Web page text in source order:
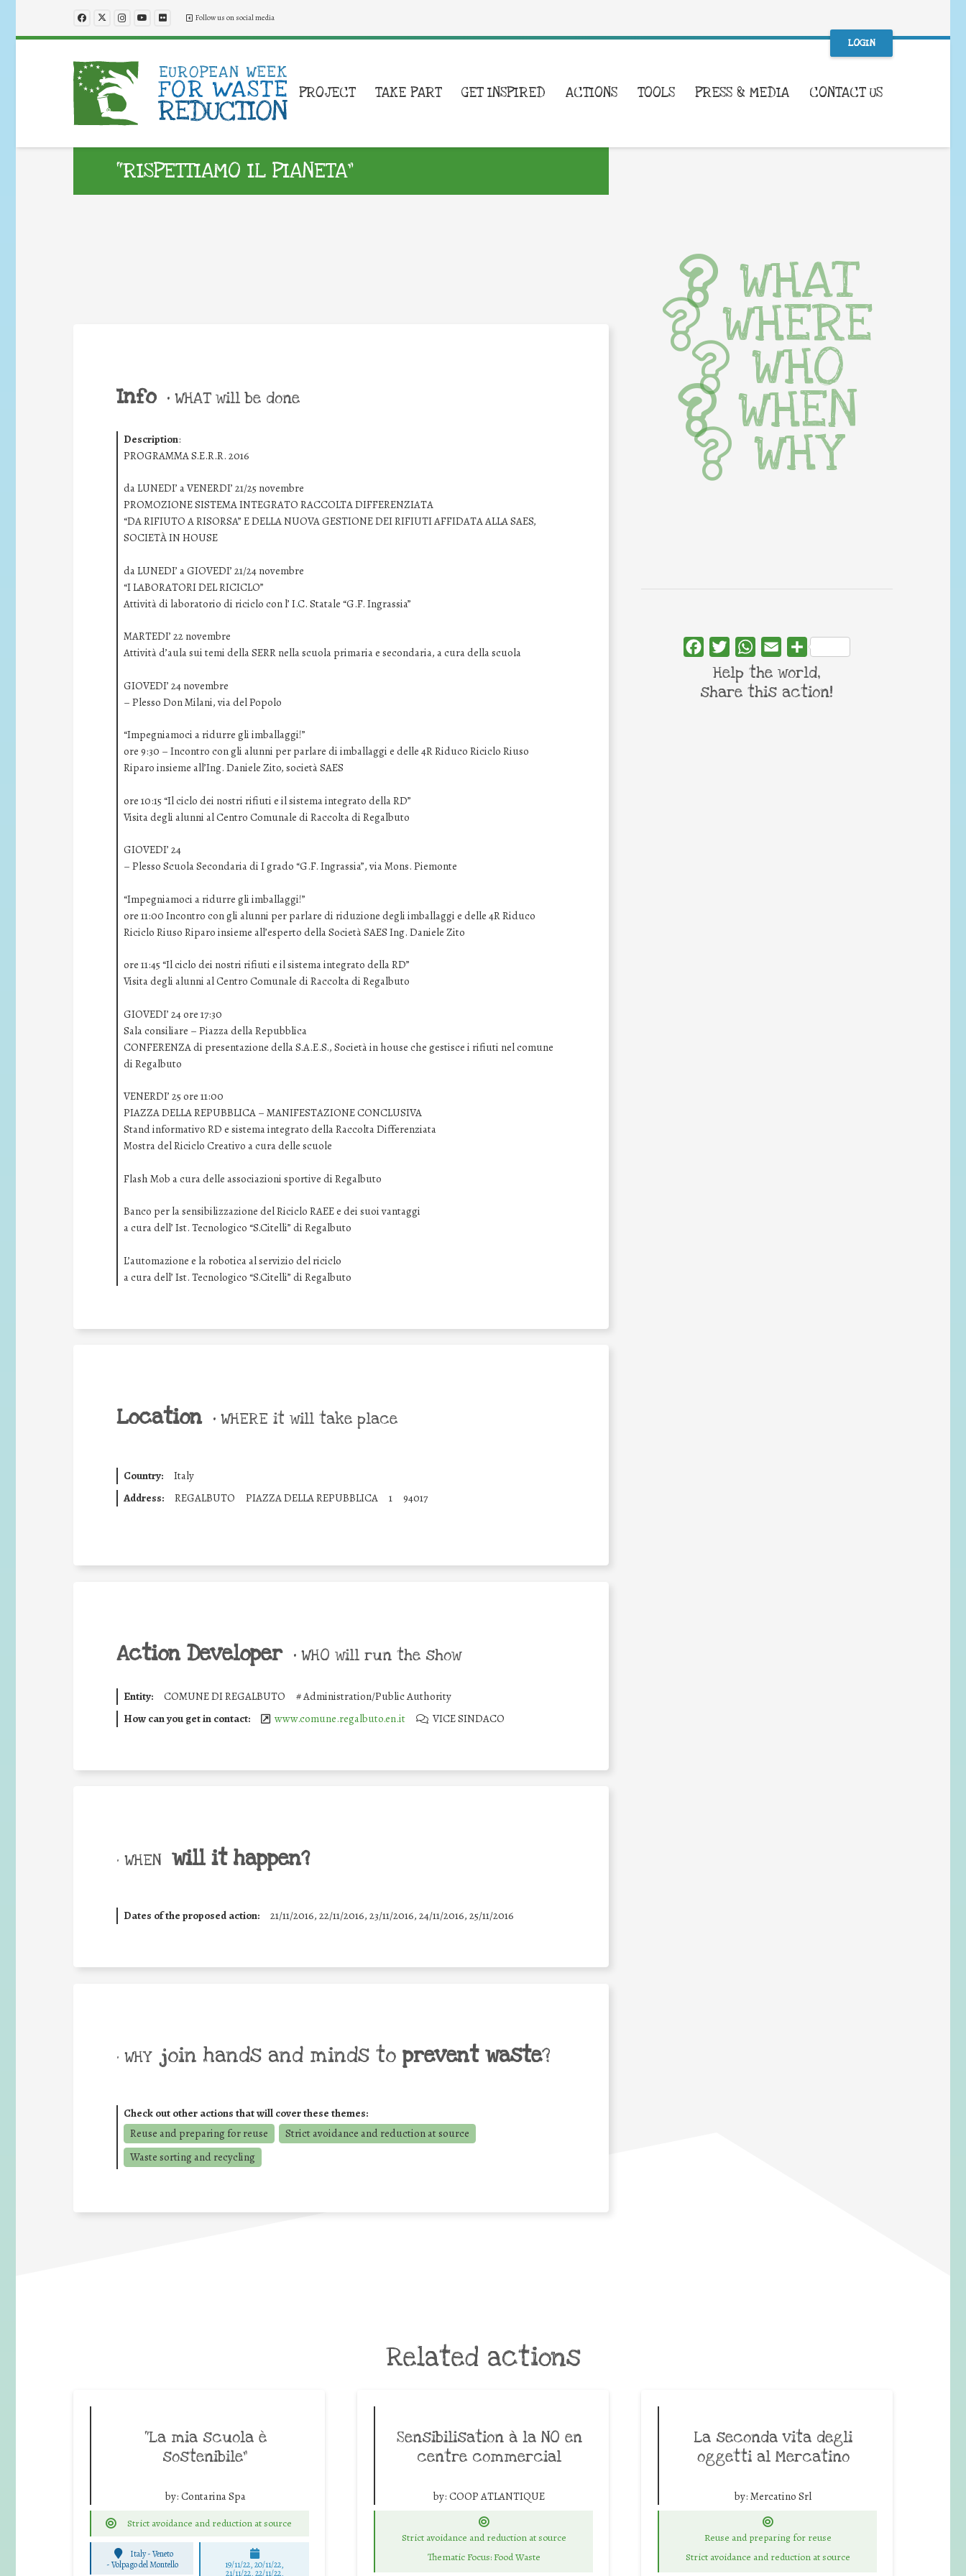
Follow us on social media
LOGIN
PROJECT TAKE PART GET INSPIRED ACTIONS TOOLS PRESS & MEDIA CONTACT US
“RISPETTIAMO IL PIANETA”
Info • WHAT will be done
Description:
PROGRAMMA S.E.R.R. 2016
da LUNEDI’ a VENERDI’ 21/25 novembre
PROMOZIONE SISTEMA INTEGRATO RACCOLTA DIFFERENZIATA
“DA RIFIUTO A RISORSA” E DELLA NUOVA GESTIONE DEI RIFIUTI AFFIDATA ALLA SAES,
SOCIETÀ IN HOUSE
da LUNEDI’ a GIOVEDI’ 21/24 novembre
“I LABORATORI DEL RICICLO”
Attività di laboratorio di riciclo con l’ I.C. Statale “G.F. Ingrassia”
MARTEDI’ 22 novembre
Attività d’aula sui temi della SERR nella scuola primaria e secondaria, a cura della scuola
GIOVEDI’ 24 novembre
– Plesso Don Milani, via del Popolo
“Impegniamoci a ridurre gli imballaggi!”
ore 9:30 – Incontro con gli alunni per parlare di imballaggi e delle 4R Riduco Riciclo Riuso
Riparo insieme all’Ing. Daniele Zito, società SAES
ore 10:15 “Il ciclo dei nostri rifiuti e il sistema integrato della RD”
Visita degli alunni al Centro Comunale di Raccolta di Regalbuto
GIOVEDI’ 24
– Plesso Scuola Secondaria di I grado “G.F. Ingrassia”, via Mons. Piemonte
“Impegniamoci a ridurre gli imballaggi!”
ore 11:00 Incontro con gli alunni per parlare di riduzione degli imballaggi e delle 4R Riduco
Riciclo Riuso Riparo insieme all’esperto della Società SAES Ing. Daniele Zito
ore 11:45 “Il ciclo dei nostri rifiuti e il sistema integrato della RD”
Visita degli alunni al Centro Comunale di Raccolta di Regalbuto
GIOVEDI’ 24 ore 17:30
Sala consiliare – Piazza della Repubblica
CONFERENZA di presentazione della S.A.E.S., Società in house che gestisce i rifiuti nel comune
di Regalbuto
VENERDI’ 25 ore 11:00
PIAZZA DELLA REPUBBLICA – MANIFESTAZIONE CONCLUSIVA
Stand informativo RD e sistema integrato della Raccolta Differenziata
Mostra del Riciclo Creativo a cura delle scuole
Flash Mob a cura delle associazioni sportive di Regalbuto
Banco per la sensibilizzazione del Riciclo RAEE e dei suoi vantaggi
a cura dell’ Ist. Tecnologico “S.Citelli” di Regalbuto
L’automazione e la robotica al servizio del riciclo
a cura dell’ Ist. Tecnologico “S.Citelli” di Regalbuto
Location • WHERE it will take place
Country:
Italy
Address:
REGALBUTO PIAZZA DELLA REPUBBLICA 1 94017
Action Developer • WHO will run the show
Entity: COMUNE DI REGALBUTO #Administration/Public Authority
How can you get in contact:
www.comune.regalbuto.en.it VICE SINDACO
• WHEN will it happen?
Dates of the proposed action: 21/11/2016, 22/11/2016, 23/11/2016, 24/11/2016, 25/11/2016
• WHY join hands and minds to prevent waste?
Check out other actions that will cover these themes:
Reuse and preparing for reuse
Strict avoidance and reduction at source
Waste sorting and recycling
WHAT
WHERE
WHO
WHEN
WHY
FacebookTwitterWhatsApp
Email Share
Help the world,
share this action!
Related actions
“La mia scuola è
sostenibile”
by: Contarina Spa
Strict avoidance and reduction at source
Italy - Veneto
-Volpago del Montello 19/11/22, 20/11/22,
21/11/22, 22/11/22,
Sensibilisation à la NO en
centre commercial
by: COOP ATLANTIQUE
Strict avoidance and reduction at source
Thematic Focus: Food Waste
La seconda vita degli
oggetti al Mercatino
by: Mercatino Srl
Reuse and preparing for reuse
Strict avoidance and reduction at source